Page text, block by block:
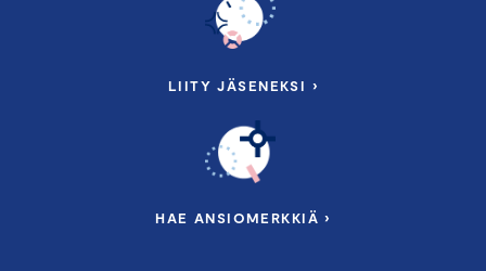
LIITY JÄSENEKSI ›
HAE ANSIOMERKKIÄ ›